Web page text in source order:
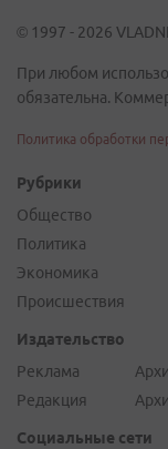
© 1997 - 2026
При любом
обязательна.
Политика обработки
Рубрики
Общество
Политика
Экономика
Происшествия
Издательство
Реклама
Редакция
Социальные сети